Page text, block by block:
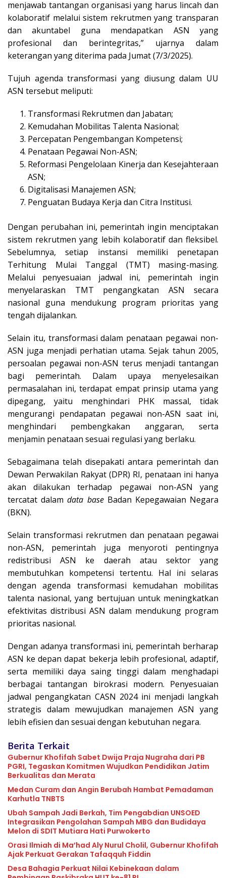
menjawab tantangan organisasi yang harus lincah dan
kolaboratif melalui sistem rekrutmen yang transparan
dan akuntabel guna mendapatkan ASN yang
profesional dan berintegritas,” ujarnya dalam
keterangan yang diterima pada Jumat (7/3/2025).
Tujuh agenda transformasi yang diusung dalam UU
ASN tersebut meliputi:
Transformasi Rekrutmen dan Jabatan;
Kemudahan Mobilitas Talenta Nasional;
Percepatan Pengembangan Kompetensi;
Penataan Pegawai Non-ASN;
Reformasi Pengelolaan Kinerja dan Kesejahteraan
ASN;
Digitalisasi Manajemen ASN;
Penguatan Budaya Kerja dan Citra Institusi.
Dengan perubahan ini, pemerintah ingin menciptakan
sistem rekrutmen yang lebih kolaboratif dan fleksibel.
Sebelumnya, setiap instansi memiliki penetapan
Terhitung Mulai Tanggal (TMT) masing-masing.
Melalui penyesuaian jadwal ini, pemerintah ingin
menyelaraskan TMT pengangkatan ASN secara
nasional guna mendukung program prioritas yang
tengah dijalankan.
Selain itu, transformasi dalam penataan pegawai non-
ASN juga menjadi perhatian utama. Sejak tahun 2005,
persoalan pegawai non-ASN terus menjadi tantangan
bagi pemerintah. Dalam upaya menyelesaikan
permasalahan ini, terdapat empat prinsip utama yang
dipegang, yaitu menghindari PHK massal, tidak
mengurangi pendapatan pegawai non-ASN saat ini,
menghindari pembengkakan anggaran, serta
menjamin penataan sesuai regulasi yang berlaku.
Sebagaimana telah disepakati antara pemerintah dan
Dewan Perwakilan Rakyat (DPR) RI, penataan ini hanya
akan dilakukan terhadap pegawai non-ASN yang
tercatat dalamdata baseBadan Kepegawaian Negara
(BKN).
Selain transformasi rekrutmen dan penataan pegawai
non-ASN, pemerintah juga menyoroti pentingnya
redistribusi ASN ke daerah atau sektor yang
membutuhkan kompetensi tertentu. Hal ini selaras
dengan agenda transformasi kemudahan mobilitas
talenta nasional, yang bertujuan untuk meningkatkan
efektivitas distribusi ASN dalam mendukung program
prioritas nasional.
Dengan adanya transformasi ini, pemerintah berharap
ASN ke depan dapat bekerja lebih profesional, adaptif,
serta memiliki daya saing tinggi dalam menghadapi
berbagai tantangan birokrasi modern. Penyesuaian
jadwal pengangkatan CASN 2024 ini menjadi langkah
strategis dalam mewujudkan manajemen ASN yang
lebih efisien dan sesuai dengan kebutuhan negara.
Berita Terkait
Gubernur Khofifah Sabet Dwija Praja Nugraha dari PB
PGRI, Tegaskan Komitmen Wujudkan Pendidikan Jatim
Berkualitas dan Merata
Medan Curam dan Angin Berubah Hambat Pemadaman
Karhutla TNBTS
Ubah Sampah Jadi Berkah, Tim Pengabdian UNSOED
Integrasikan Pengolahan Sampah MBG dan Budidaya
Melon di SDIT Mutiara Hati Purwokerto
Orasi Ilmiah di Ma’had Aly Nurul Cholil, Gubernur Khofifah
Ajak Perkuat Gerakan Tafaqquh Fiddin
Desa Bahagia Perkuat Nilai Kebinekaan dalam